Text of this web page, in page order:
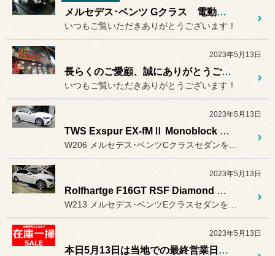
メルセデス･ベンツ Gクラス 電動サイドステップお取り付けのご紹介 Mercedes Benz G-Class
いつもご覧いただきありがとうございます！
2023年5月13日
長らくのご愛顧、誠にありがとうございました！ 移転工事中の近隣店舗ご利用のご案内
いつもご覧いただきありがとうございます！
2023年5月13日
TWS Exspur EX-fMⅡ Monoblock for Mercedes Benz C-class Sedan W206
2023年5月13日
Rolfhartge F16GT RSF Diamond Edition for Mercedes Benz E-class Sedan
2023年5月13日
本日5月13日は当地での最終営業日です！ 長らくのご愛好誠にありがとうございました！